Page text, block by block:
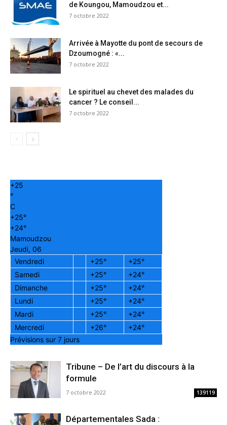
de Koungou, Mamoudzou et...
7 octobre 2022
Arrivée à Mayotte du pont de secours de
Dzoumogné : «...
7 octobre 2022
Le spirituel au chevet des malades du
cancer ? Le conseil...
7 octobre 2022
+25
°
C
+25°
+24°
Mamoudzou
Jeudi, 06
Vendredi
+25° +25°
Samedi
+25° +24°
Dimanche
+25° +24°
Lundi
+25° +24°
Mardi
+25° +24°
Mercredi
+26° +24°
Prévisions sur 7 jours
Tribune – De l’art du discours à la
formule
7 octobre 2022 139119
Départementales Sada :